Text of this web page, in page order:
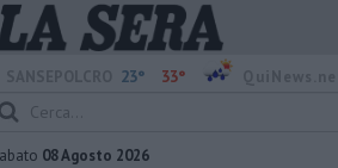
23° 33°
08 Agosto 2026